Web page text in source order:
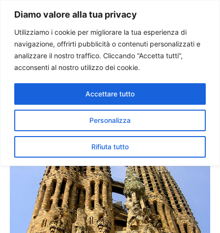
Diamo valore alla tua privacy
Utilizziamo i cookie per migliorare la tua esperienza di
navigazione, offrirti pubblicità o contenuti personalizzati e
analizzare il nostro traffico. Cliccando “Accetta tutti”,
acconsenti al nostro utilizzo dei cookie.
Personalizza
Rifiuta tutto
Accettare tutto
Paolo Ondarza
Benedetto XVI pellegrino in
Spagna: Europa rafforzi sue
radici cristiane